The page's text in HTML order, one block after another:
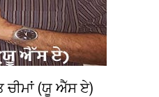
ਚੀਮਾਂ (ਯੂ ਐੱਸ ਏ)